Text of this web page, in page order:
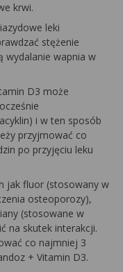
krwi.
leki
stężenie
wydalanie wapnia w
D3 może
i w ten sposób
przyjmować co
po przyjęciu leku
jak fluor (stosowany w
osteoporozy),
(stosowane w
na skutek interakcji.
co najmniej 3
+ Vitamin D3.